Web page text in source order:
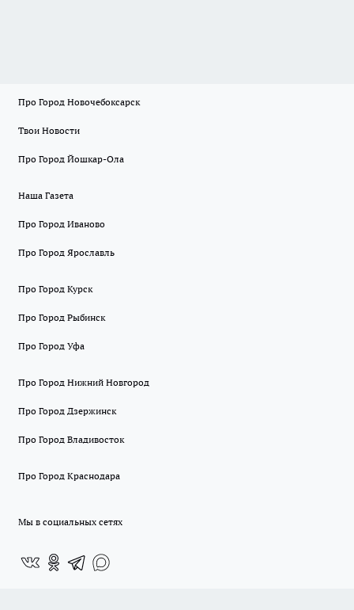
Про Город Новочебоксарск
Твои Новости
Про Город Йошкар-Ола
Наша Газета
Про Город Иваново
Про Город Ярославль
Про Город Курск
Про Город Рыбинск
Про Город Уфа
Про Город Нижний Новгород
Про Город Дзержинск
Про Город Владивосток
Про Город Краснодара
Мы в социальных сетях